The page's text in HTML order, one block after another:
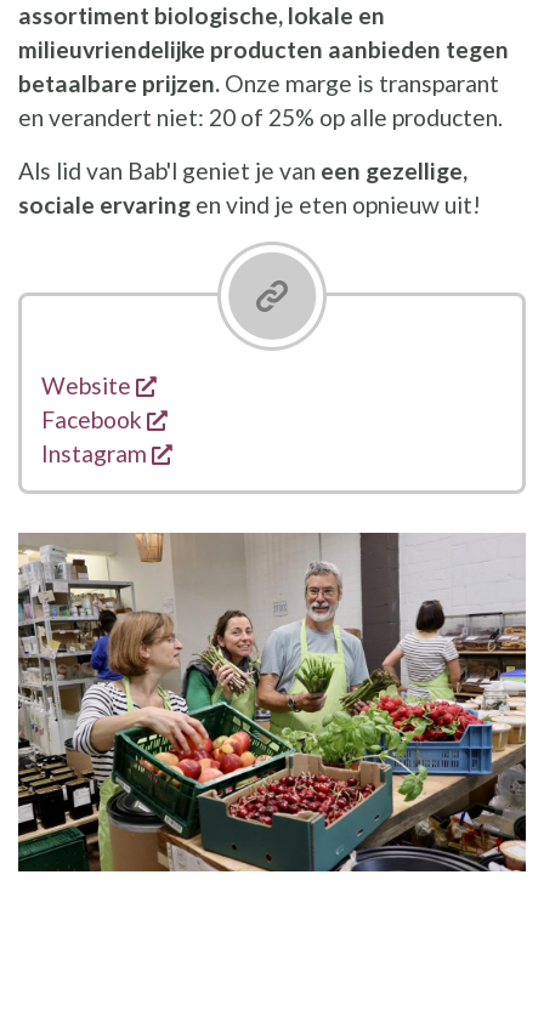
assortiment biologische, lokale en
milieuvriendelijke producten aanbieden tegen
betaalbare prijzen. Onze marge is transparant
en verandert niet: 20 of 25% op alle producten.
Als lid van Bab'l geniet je van een gezellige,
sociale ervaring en vind je eten opnieuw uit!
Links
Website
opent een nieuw venster
Facebook
opent een nieuw venster
Instagram
opent een nieuw venster